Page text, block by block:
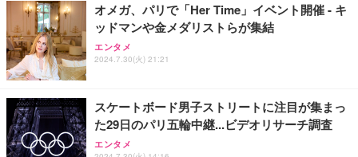
オメガ、パリで「Her Time」イベント開催 - キ
ッドマンや金メダリストらが集結
エンタメ
2024.7.30(火) 21:21
スケートボード男子ストリートに注目が集まっ
た29日のパリ五輪中継...ビデオリサーチ調査
エンタメ